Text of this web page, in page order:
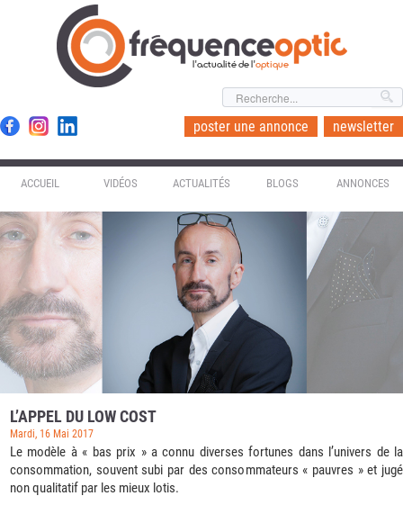
l'actualité de l'optique
poster une annonce newsletter
ACCUEIL VIDÉOS ACTUALITÉS BLOGS ANNONCES
L’APPEL DU LOW COST
Mardi, 16 Mai 2017
Le modèle à « bas prix » a connu diverses fortunes dans l’univers de la
consommation, souvent subi par des consommateurs « pauvres » et jugé
non qualitatif par les mieux lotis.